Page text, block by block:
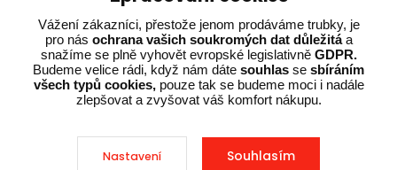
Ing. Adam Dvořák
+420 602 234 254
(Po-Pá 8:00 - 15:00)
potrebujiporadit@dvorak-karlik.cz
Vážení zákazníci, přestože jenom prodáváme trubky, je
pro nás ochrana vašich soukromých dat důležitáa
snažíme se plně vyhovět evropské legislativně GDPR.
Budeme velice rádi, když nám dáte souhlas se sbíráním
všech typů cookies,pouze tak se budeme moci i nadále
zlepšovat a zvyšovat váš komfort nákupu.
Nastavení Souhlasím